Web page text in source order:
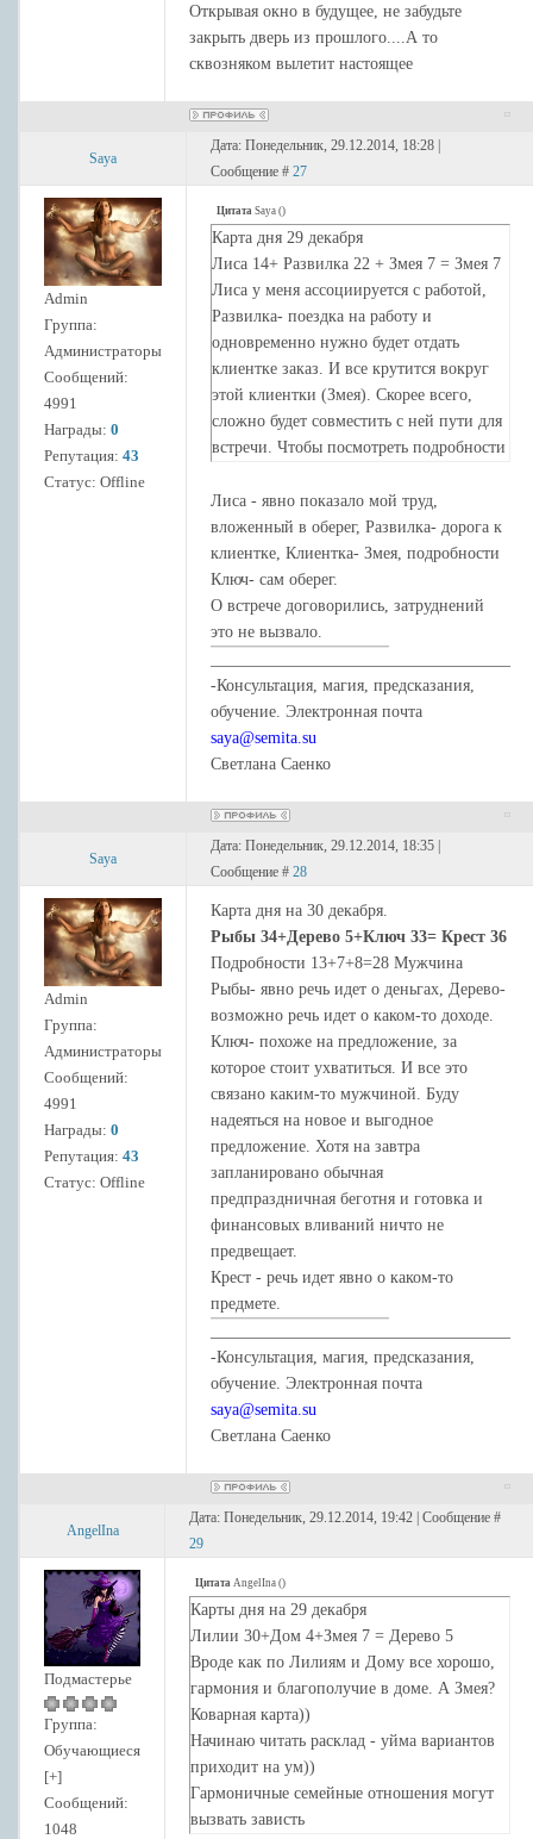
Открывая окно в будущее, не забудьте
закрыть дверь из прошлого....А то
сквозняком вылетит настоящее
Saya
Дата: Понедельник, 29.12.2014, 18:28 |
Сообщение # 27
Admin
Группа:
Администраторы
Сообщений:
4991
Награды: 0
Репутация: 43
Статус: Offline
Цитата Saya ()
Карта дня 29 декабря
Лиса 14+ Развилка 22 + Змея 7 = Змея 7
Лиса у меня ассоциируется с работой,
Развилка- поездка на работу и
одновременно нужно будет отдать
клиентке заказ. И все крутится вокруг
этой клиентки (Змея). Скорее всего,
сложно будет совместить с ней пути для
встречи. Чтобы посмотреть подробности
карт: 9+12+12=33 Ключ. Вот как раз
этой картой может быть обозначен сам
оберег.
Лиса - явно показало мой труд,
вложенный в оберег, Развилка- дорога к
клиентке, Клиентка- Змея, подробности
Ключ- сам оберег.
О встрече договорились, затруднений
это не вызвало.
-Консультация, магия, предсказания,
обучение. Электронная почта
saya@semita.su
Светлана Саенко
Saya
Дата: Понедельник, 29.12.2014, 18:35 |
Сообщение # 28
Admin
Группа:
Администраторы
Сообщений:
4991
Награды: 0
Репутация: 43
Статус: Offline
Карта дня на 30 декабря.
Рыбы 34+Дерево 5+Ключ 33= Крест 36
Подробности 13+7+8=28 Мужчина
Рыбы- явно речь идет о деньгах, Дерево-
возможно речь идет о каком-то доходе.
Ключ- похоже на предложение, за
которое стоит ухватиться. И все это
связано каким-то мужчиной. Буду
надеяться на новое и выгодное
предложение. Хотя на завтра
запланировано обычная
предпраздничная беготня и готовка и
финансовых вливаний ничто не
предвещает.
Крест - речь идет явно о каком-то
предмете.
-Консультация, магия, предсказания,
обучение. Электронная почта
saya@semita.su
Светлана Саенко
AngelIna
Дата: Понедельник, 29.12.2014, 19:42 | Сообщение #
29
Подмастерье
Группа:
Обучающиеся
[+]
Сообщений:
1048
Цитата AngelIna ()
Карты дня на 29 декабря
Лилии 30+Дом 4+Змея 7 = Дерево 5
Вроде как по Лилиям и Дому все хорошо,
гармония и благополучие в доме. А Змея?
Коварная карта))
Начинаю читать расклад - уйма вариантов
приходит на ум))
Гармоничные семейные отношения могут
вызвать зависть